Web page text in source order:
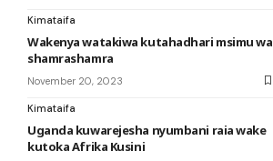
Kimataifa
Wakenya watakiwa kutahadhari msimu wa
shamrashamra
November 20, 2023
Kimataifa
Uganda kuwarejesha nyumbani raia wake
kutoka Afrika Kusini